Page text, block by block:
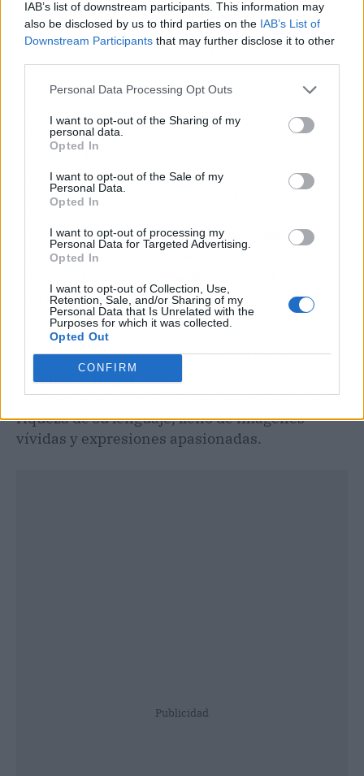
IAB’s list of downstream participants. This information may
also be disclosed by us to third parties on the IAB’s List of
Downstream Participants that may further disclose it to other
Personal Data Processing Opt Outs
I want to opt-out of the Sharing of my
personal data.
Opted In
I want to opt-out of the Sale of my
Personal Data.
Opted In
I want to opt-out of processing my
Personal Data for Targeted Advertising.
Opted In
I want to opt-out of Collection, Use,
Retention, Sale, and/or Sharing of my
Personal Data that Is Unrelated with the
Purposes for which it was collected.
Opted Out
CONFIRM
la necesidad de la Iglesia. Su pensamiento,
aunque no sistemático en el sentido académico,
revela una asombrosa profundidad y
Sus cartas, dirigidas a una amplia variedad de
destinatarios, desde Papas y reyes hasta
humildes religiosos y laicos, constituyen un
testimonio vibrante de su celo apostólico y su
sabiduría práctica. En ellas aborda cuestiones
claridad y audacia notables,ofreciendo
consejo, consuelo y exhortación con una
con Dios. Estas misivas no solo reflejan su
implicación en los asuntos de su tiempo, sino
que también proporcionan una guía espiritual
atemporal, centrada en el amor a Dios y al
prójimo, la importancia de la verdad y la
búsqueda de la virtud. Los expertos destacan la
riqueza de su lenguaje, lleno de imágenes
vívidas y expresiones apasionadas.
Publicidad